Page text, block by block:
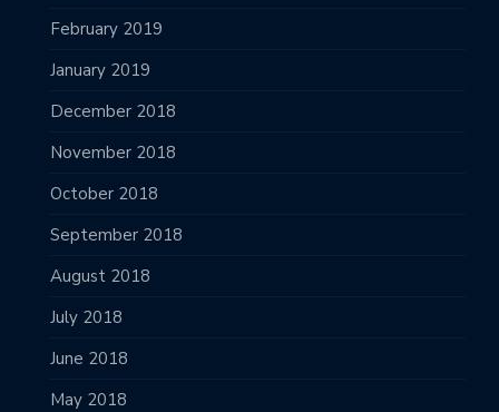
February 2019
January 2019
December 2018
November 2018
October 2018
September 2018
August 2018
July 2018
June 2018
May 2018